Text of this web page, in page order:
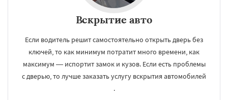
Вскрытие авто
Если водитель решит самостоятельно открыть дверь без
ключей, то как минимум потратит много времени, как
максимум — испортит замок и кузов. Если есть проблемы
с дверью, то лучше заказать услугу вскрытия автомобилей
.